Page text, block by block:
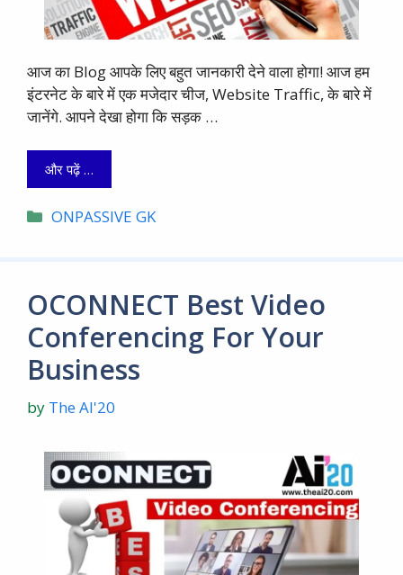
आज का Blog आपके लिए बहुत जानकारी देने वाला होगा! आज हम
इंटरनेट के बारे में एक मजेदार चीज, Website Traffic, के बारे में
जानेंगे. आपने देखा होगा कि सड़क …
और पढ़ें …
Categories
ONPASSIVE GK
OCONNECT Best Video
Conferencing For Your
Business
by The AI'20